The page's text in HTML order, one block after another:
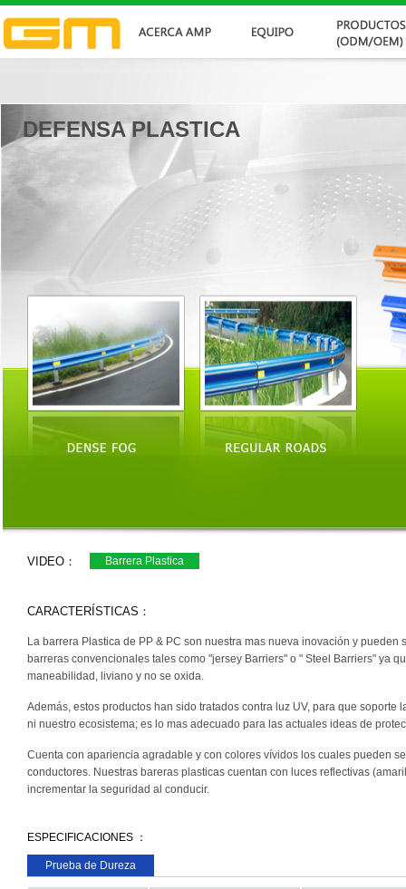
DEFENSA PLASTICA
VIDEO： Barrera Plastica
CARACTERÍSTICAS：
La barrera Plastica de PP & PC son nuestra mas nueva inovación y
barreras convencionales tales como "jersey Barriers" o " Steel Barriers" ya
maneabilidad, liviano y no se oxida.
Además, estos productos han sido tratados contra luz UV, para que
ni nuestro ecosistema; es lo mas adecuado para las actuales ideas de
Cuenta con apariencia agradable y con colores vívidos los cuales pueden
conductores. Nuestras bareras plasticas cuentan con luces reflectivas
incrementar la seguridad al conducir.
ESPECIFICACIONES ：
Prueba de Dureza